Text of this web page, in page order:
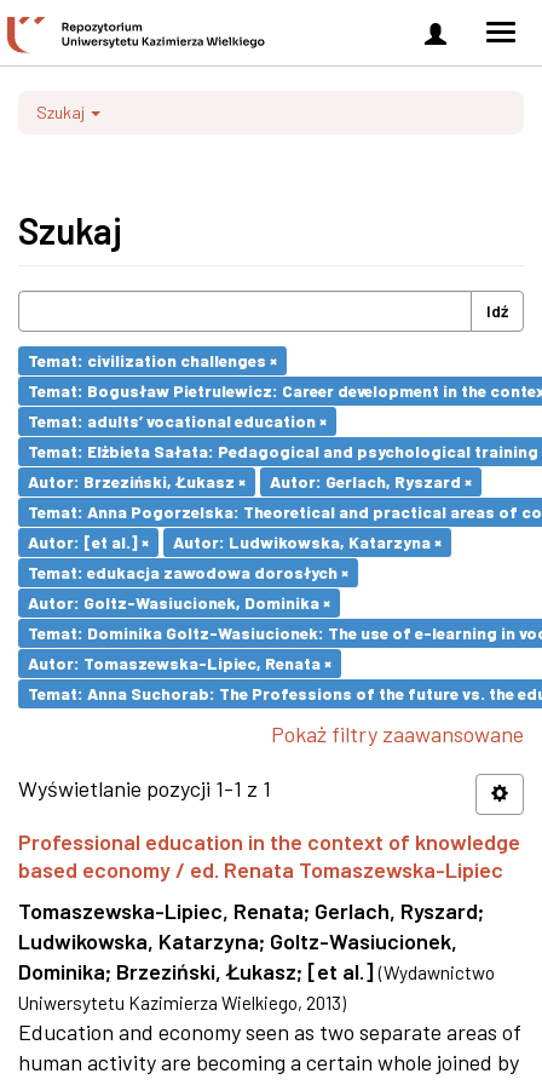
Zaloguj
się
Szukaj
Szukaj
Idź
Temat: civilization challenges ×
Temat: Bogusław Pietrulewicz: Career development in the
Temat: adults’ vocational education ×
Temat: Elżbieta Sałata: Pedagogical and psychological
Autor: Brzeziński, Łukasz ×
Autor: Gerlach, Ryszard ×
Temat: Anna Pogorzelska: Theoretical and practical areas of
Autor: [et al.] ×
Autor: Ludwikowska, Katarzyna ×
Temat: edukacja zawodowa dorosłych ×
Autor: Goltz-Wasiucionek, Dominika ×
Temat: Dominika Goltz-Wasiucionek: The use of e-learning in
Autor: Tomaszewska-Lipiec, Renata ×
Temat: Anna Suchorab: The Professions of the future vs. the
Pokaż filtry zaawansowane
Wyświetlanie pozycji 1-1 z 1
Professional education in the context of knowledge
based economy / ed. Renata Tomaszewska-Lipiec
Tomaszewska-Lipiec, Renata; Gerlach, Ryszard;
Ludwikowska, Katarzyna; Goltz-Wasiucionek,
Dominika; Brzeziński, Łukasz; [et al.] (Wydawnictwo
Uniwersytetu Kazimierza Wielkiego, 2013)
Education and economy seen as two separate areas of
human activity are becoming a certain whole joined by